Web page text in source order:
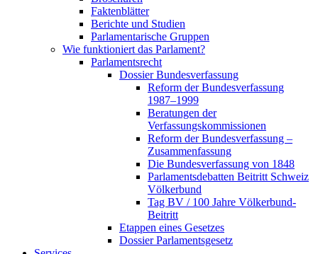
Faktenblätter
Berichte und Studien
Parlamentarische Gruppen
Wie funktioniert das Parlament?
Parlamentsrecht
Dossier Bundesverfassung
Reform der Bundesverfassung
1987–1999
Beratungen der
Verfassungskommissionen
Reform der Bundesverfassung –
Zusammenfassung
Die Bundesverfassung von 1848
Parlamentsdebatten Beitritt Schweiz
Völkerbund
Tag BV / 100 Jahre Völkerbund-
Beitritt
Etappen eines Gesetzes
Dossier Parlamentsgesetz